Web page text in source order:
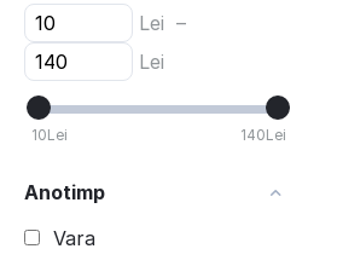
Corai
Fucsia
Gri
Maro
Mov
Lei –
Lei
10Lei 140Lei
Anotimp
Vara